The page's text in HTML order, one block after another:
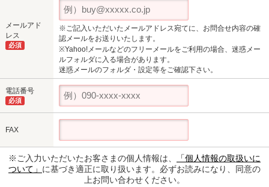
メールアド
レス
必須
※ご記入いただいたメールアドレス宛てに、お問合せ内容の確
認メールをお送りいたします。
※Yahoo!メールなどのフリーメールをご利用の場合、迷惑メー
ルフォルダに入る場合があります。
迷惑メールのフォルダ・設定等をご確認下さい。
電話番号
必須
FAX
※ご入力いただいたお客さまの個人情報は、
「個人情報の取扱いに
ついて」 に基づき適正に取り扱います。必ずお読みになり、同意の
上お問い合わせください。